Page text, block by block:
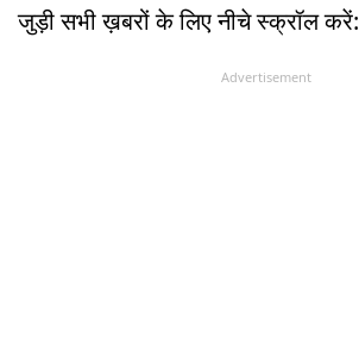
जुड़ी सभी ख़बरों के लिए नीचे स्क्रॉल करें:
Advertisement